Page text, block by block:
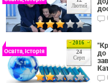
Лютий
2016
24
Серп
Освіта, Історія
до